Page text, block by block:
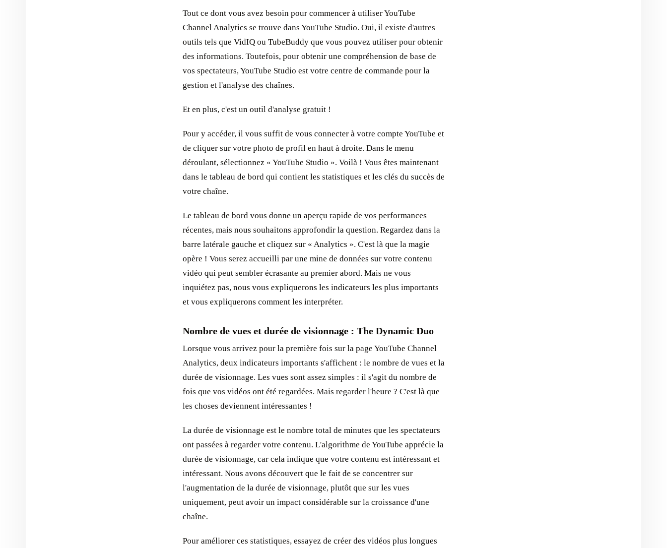
Tout ce dont vous avez besoin pour commencer à utiliser YouTube
Channel Analytics se trouve dans YouTube Studio. Oui, il existe d'autres
outils tels que VidIQ ou TubeBuddy que vous pouvez utiliser pour obtenir
des informations. Toutefois, pour obtenir une compréhension de base de
vos spectateurs, YouTube Studio est votre centre de commande pour la
gestion et l'analyse des chaînes.
Et en plus, c'est un outil d'analyse gratuit !
Pour y accéder, il vous suffit de vous connecter à votre compte YouTube et
de cliquer sur votre photo de profil en haut à droite. Dans le menu
déroulant, sélectionnez « YouTube Studio ». Voilà ! Vous êtes maintenant
dans le tableau de bord qui contient les statistiques et les clés du succès de
votre chaîne.
Le tableau de bord vous donne un aperçu rapide de vos performances
récentes, mais nous souhaitons approfondir la question. Regardez dans la
barre latérale gauche et cliquez sur « Analytics ». C'est là que la magie
opère ! Vous serez accueilli par une mine de données sur votre contenu
vidéo qui peut sembler écrasante au premier abord. Mais ne vous
inquiétez pas, nous vous expliquerons les indicateurs les plus importants
et vous expliquerons comment les interpréter.
Nombre de vues et durée de visionnage : The Dynamic Duo
Lorsque vous arrivez pour la première fois sur la page YouTube Channel
Analytics, deux indicateurs importants s'affichent : le nombre de vues et la
durée de visionnage. Les vues sont assez simples : il s'agit du nombre de
fois que vos vidéos ont été regardées. Mais regarder l'heure ? C'est là que
les choses deviennent intéressantes !
La durée de visionnage est le nombre total de minutes que les spectateurs
ont passées à regarder votre contenu. L'algorithme de YouTube apprécie la
durée de visionnage, car cela indique que votre contenu est intéressant et
intéressant. Nous avons découvert que le fait de se concentrer sur
l'augmentation de la durée de visionnage, plutôt que sur les vues
uniquement, peut avoir un impact considérable sur la croissance d'une
chaîne.
Pour améliorer ces statistiques, essayez de créer des vidéos plus longues